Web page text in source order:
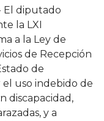
El diputado
la LXI
a la Ley de
de Recepción
de
uso indebido de
discapacidad,
y a